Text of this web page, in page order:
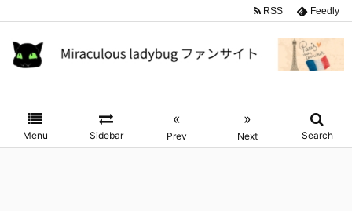
Menu Sidebar
«
Prev
»
Next Search
RSS Feedly